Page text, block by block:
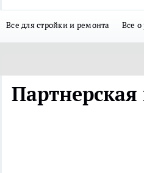
Все для стройки и ремонта Все